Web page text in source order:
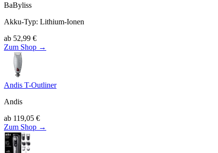
BaByliss
Akku-Typ: Lithium-Ionen
ab 52,99 €
Zum Shop →
Andis T-Outliner
Andis
ab 119,05 €
Zum Shop →